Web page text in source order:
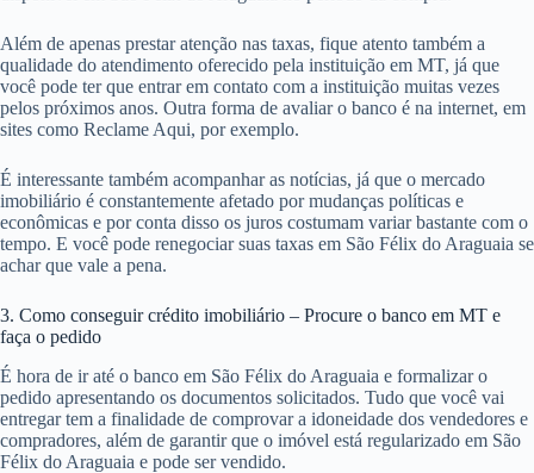
Além de apenas prestar atenção nas taxas, fique atento também a
qualidade do atendimento oferecido pela instituição em MT, já que
você pode ter que entrar em contato com a instituição muitas vezes
pelos próximos anos. Outra forma de avaliar o banco é na internet, em
sites como Reclame Aqui, por exemplo.
É interessante também acompanhar as notícias, já que o mercado
imobiliário é constantemente afetado por mudanças políticas e
econômicas e por conta disso os juros costumam variar bastante com o
tempo. E você pode renegociar suas taxas em São Félix do Araguaia se
achar que vale a pena.
3. Como conseguir crédito imobiliário – Procure o banco em MT e
faça o pedido
É hora de ir até o banco em São Félix do Araguaia e formalizar o
pedido apresentando os documentos solicitados. Tudo que você vai
entregar tem a finalidade de comprovar a idoneidade dos vendedores e
compradores, além de garantir que o imóvel está regularizado em São
Félix do Araguaia e pode ser vendido.